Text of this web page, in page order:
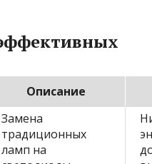
Описание
Замена
традиционных
ламп на